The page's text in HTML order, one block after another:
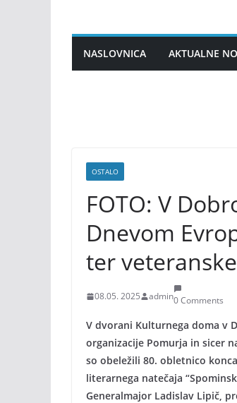
contentNASLOVNICA AKTUALNE
OSTALO
FOTO: V
Dnevom
ter
08.05. 2025 admin0 Comments
V dvorani Kulturnega doma v
organizacije Pomurja in sicer
so obeležili 80. obletnico
literarnega natečaja
Generalmajor Ladislav Lipič,